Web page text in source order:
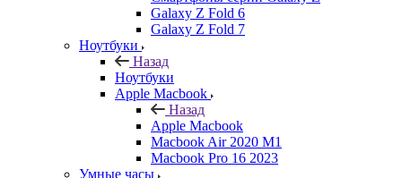
Galaxy Z Fold 6
Galaxy Z Fold 7
Ноутбуки
Назад
Ноутбуки
Apple Macbook
Назад
Apple Macbook
Macbook Air 2020 M1
Macbook Pro 16 2023
Умные часы